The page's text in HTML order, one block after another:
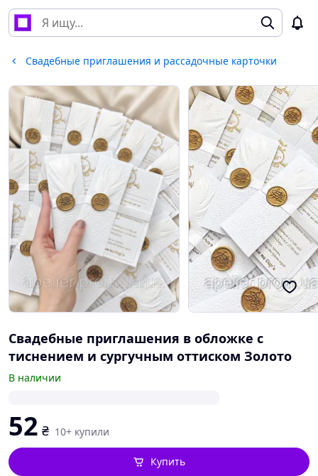
Свадебные приглашения и рассадочные карточки
Свадебные приглашения в обложке с
тиснением и сургучным оттиском Золото
В наличии
52 ₴ 10+ купили
Купить